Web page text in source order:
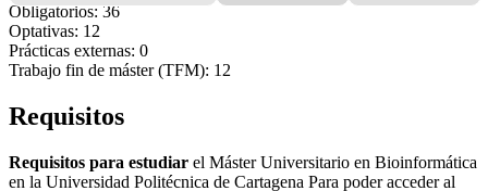
Obligatorios: 36
Optativas: 12
Prácticas externas: 0
Trabajo fin de máster (TFM): 12
Requisitos
Requisitos para estudiar el Máster Universitario en Bioinformática
en la Universidad Politécnica de Cartagena Para poder acceder al